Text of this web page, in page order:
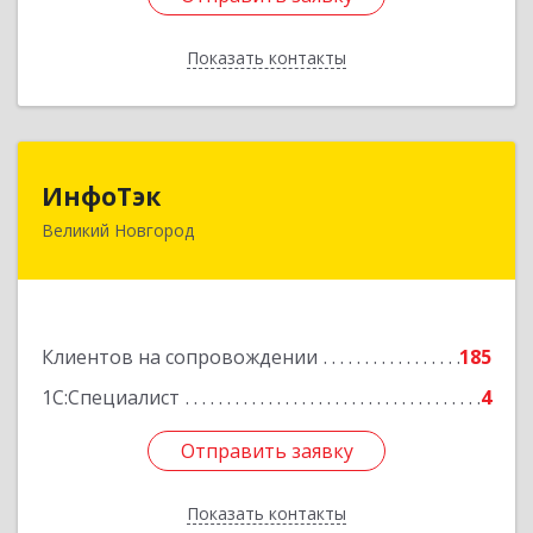
Показать контакты
Назад
ИнфоТэк
Великий Новгород
Клиентов на сопровождении
185
1С:Специалист
4
Отправить заявку
Показать контакты
173003, Новгородская обл, Великий Новгород
Отправить заявку
Назад